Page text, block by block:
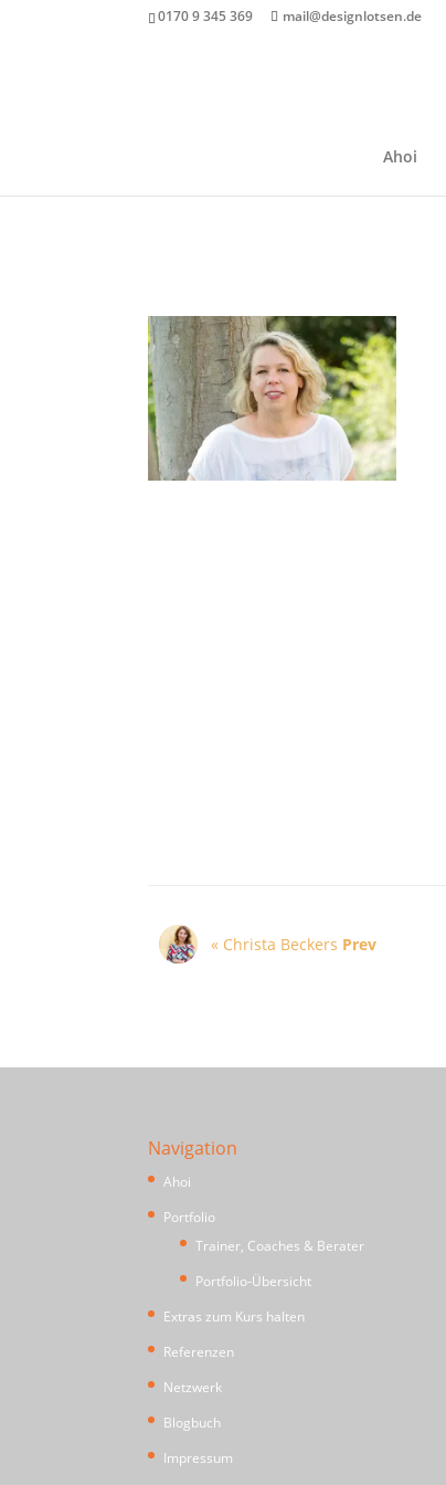
0170 9 345 369 mail@designlotsen.de
Ahoi
« Christa Beckers Prev
Navigation
Ahoi
Portfolio
Trainer, Coaches & Berater
Portfolio-Übersicht
Extras zum Kurs halten
Referenzen
Netzwerk
Blogbuch
Impressum